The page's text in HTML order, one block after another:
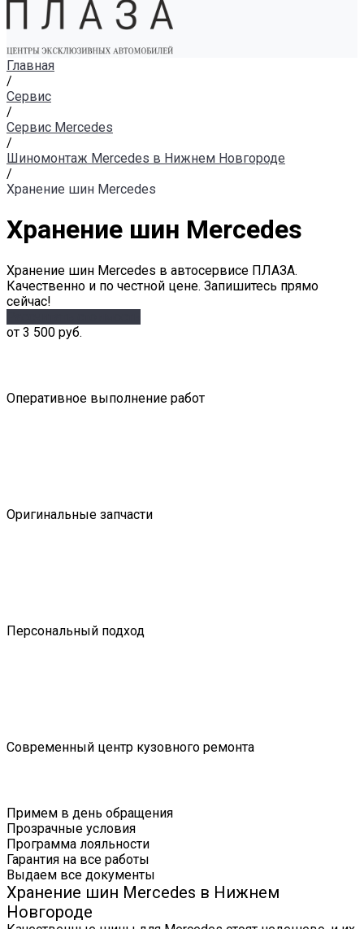
Главная
/
Сервис
/
Сервис Mercedes
/
Шиномонтаж Mercedes в Нижнем Новгороде
/
Хранение шин Mercedes
Хранение шин Mercedes
Хранение шин Mercedes в автосервисе ПЛАЗА.
Качественно и по честной цене. Запишитесь прямо
сейчас!
от 3 500 руб.
Оперативное выполнение работ
Оригинальные запчасти
Персональный подход
Современный центр кузовного ремонта
Примем в день обращения
Прозрачные условия
Программа лояльности
Гарантия на все работы
Выдаем все документы
Хранение шин Mercedes в Нижнем
Новгороде